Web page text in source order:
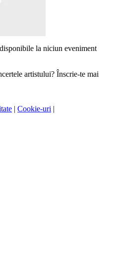
la niciun eveniment
artistului? Înscrie-te mai
| Cookie-uri |